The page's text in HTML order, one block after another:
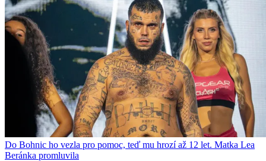
Do Bohnic ho vezla pro pomoc, teď mu hrozí až 12 let. Matka Lea
Beránka promluvila